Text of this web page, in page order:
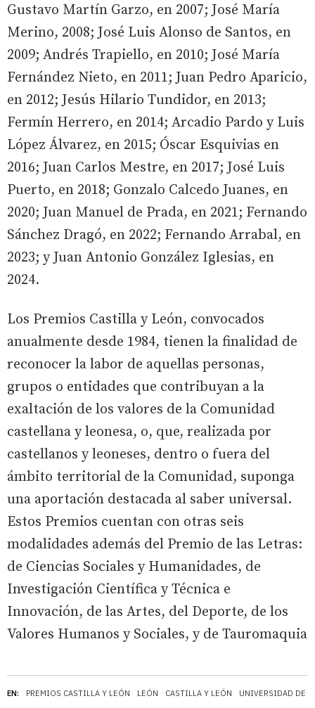
EN: PREMIOS CASTILLA Y LEÓN LEÓN CASTILLA Y LEÓN UNIVERSIDAD DE
Gustavo Martín Garzo, en 2007; José María
Merino, 2008; José Luis Alonso de Santos, en
2009; Andrés Trapiello, en 2010; José María
Fernández Nieto, en 2011; Juan Pedro Aparicio,
en 2012; Jesús Hilario Tundidor, en 2013;
Fermín Herrero, en 2014; Arcadio Pardo y Luis
López Álvarez, en 2015; Óscar Esquivias en
2016; Juan Carlos Mestre, en 2017; José Luis
Puerto, en 2018; Gonzalo Calcedo Juanes, en
2020; Juan Manuel de Prada, en 2021; Fernando
Sánchez Dragó, en 2022; Fernando Arrabal, en
2023; y Juan Antonio González Iglesias, en
2024.
Los Premios Castilla y León, convocados
anualmente desde 1984, tienen la finalidad de
reconocer la labor de aquellas personas,
grupos o entidades que contribuyan a la
exaltación de los valores de la Comunidad
castellana y leonesa, o, que, realizada por
castellanos y leoneses, dentro o fuera del
ámbito territorial de la Comunidad, suponga
una aportación destacada al saber universal.
Estos Premios cuentan con otras seis
modalidades además del Premio de las Letras:
de Ciencias Sociales y Humanidades, de
Investigación Científica y Técnica e
Innovación, de las Artes, del Deporte, de los
Valores Humanos y Sociales, y de Tauromaquia